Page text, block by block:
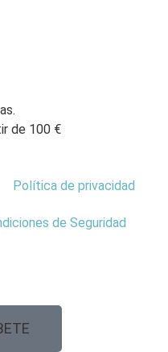
de 100 €
Política de privacidad
de Seguridad